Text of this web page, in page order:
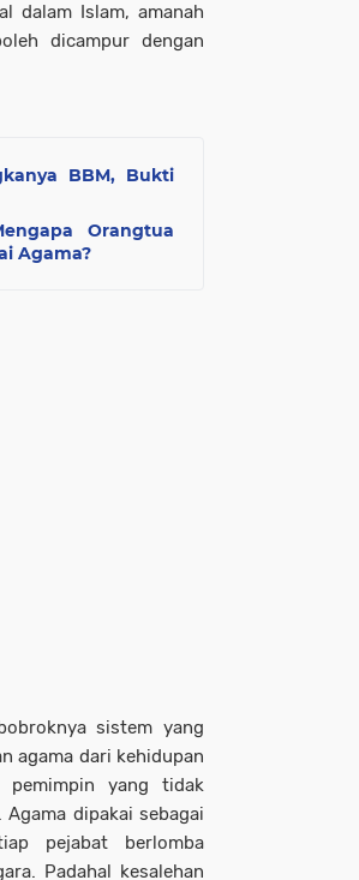
dalam Islam, amanah
dicampur dengan
BBM, Bukti
Orangtua
Agama?
sistem yang
agama dari kehidupan
pemimpin yang tidak
dipakai sebagai
pejabat berlomba
Padahal kesalehan